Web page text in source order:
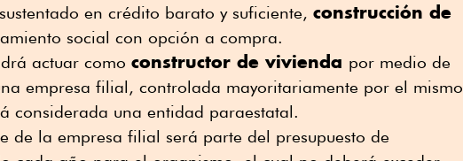
en crédito barato y suficiente, construcción de
social con opción a compra.
actuar como constructor de vivienda por medio de
empresa filial, controlada mayoritariamente por el mismo
considerada una entidad paraestatal.
de la empresa filial será parte del presupuesto de